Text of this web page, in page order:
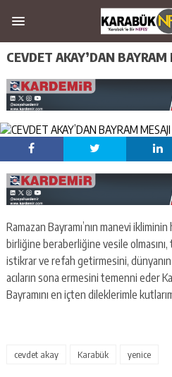
CEVDET AKAY’DAN BAYRAM
Ramazan Bayramı’nın manevi
birliğine beraberliğine vesile olmasını,
istikrar ve refah getirmesini,
acıların sona ermesini temenni eder
Bayramını en içten dileklerimle
cevdet akay Karabük yenice